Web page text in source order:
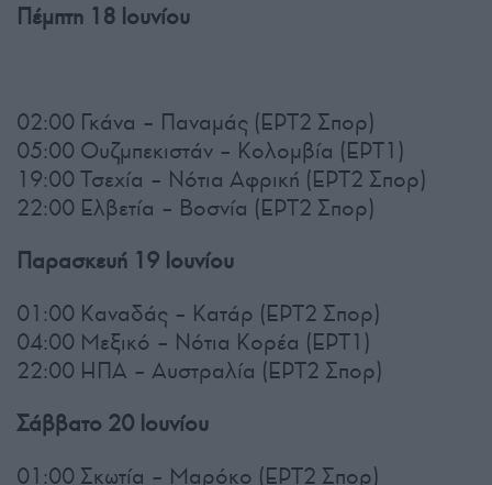
Πέμπτη 18 Ιουνίου
02:00 Γκάνα – Παναμάς (ΕΡΤ2 Σπορ)
05:00 Ουζμπεκιστάν – Κολομβία (ΕΡΤ1)
19:00 Τσεχία – Νότια Αφρική (ΕΡΤ2 Σπορ)
22:00 Ελβετία – Βοσνία (ΕΡΤ2 Σπορ)
Παρασκευή 19 Ιουνίου
01:00 Καναδάς – Κατάρ (ΕΡΤ2 Σπορ)
04:00 Μεξικό – Νότια Κορέα (ΕΡΤ1)
22:00 ΗΠΑ – Αυστραλία (ΕΡΤ2 Σπορ)
Σάββατο 20 Ιουνίου
01:00 Σκωτία – Μαρόκο (ΕΡΤ2 Σπορ)